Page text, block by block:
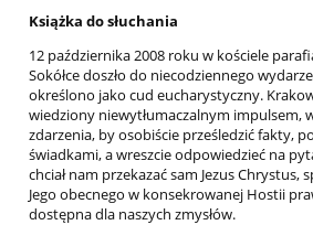
Książka do słuchania
12 października 2008 roku w kościele
Sokółce doszło do niecodziennego
określono jako cud eucharystyczny.
wiedziony niewytłumaczalnym impulsem,
zdarzenia, by osobiście prześledzić fakty,
świadkami, a wreszcie odpowiedzieć na
chciał nam przekazać sam Jezus Chrystus,
Jego obecnego w konsekrowanej Hostii
dostępna dla naszych zmysłów.